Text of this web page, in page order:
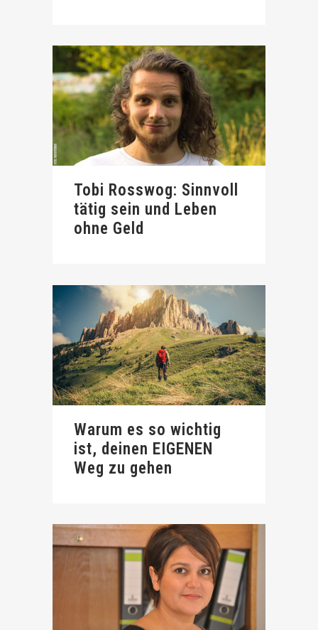
Tobi Rosswog: Sinnvoll
tätig sein und Leben
ohne Geld
Warum es so wichtig
ist, deinen EIGENEN
Weg zu gehen